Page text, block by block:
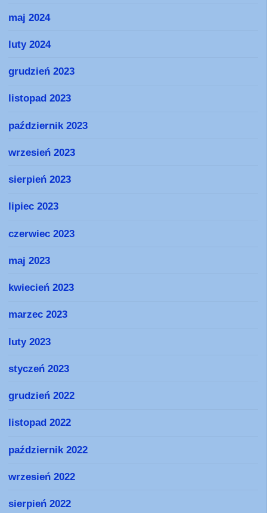
maj 2024
luty 2024
grudzień 2023
listopad 2023
październik 2023
wrzesień 2023
sierpień 2023
lipiec 2023
czerwiec 2023
maj 2023
kwiecień 2023
marzec 2023
luty 2023
styczeń 2023
grudzień 2022
listopad 2022
październik 2022
wrzesień 2022
sierpień 2022